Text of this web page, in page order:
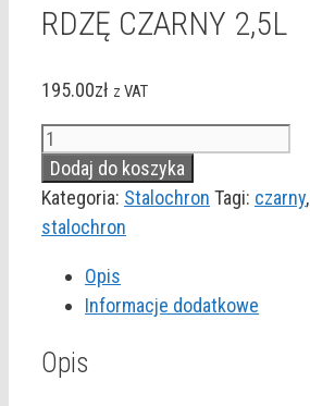
RDZĘ CZARNY 2,5L
195.00zł z VAT
ilość
STALOCHRON
PROSTO
NA
CZARNY
2,5L
Dodaj do koszyka
Kategoria: Stalochron Tagi: czarny,
stalochron
Opis
Informacje dodatkowe
Opis